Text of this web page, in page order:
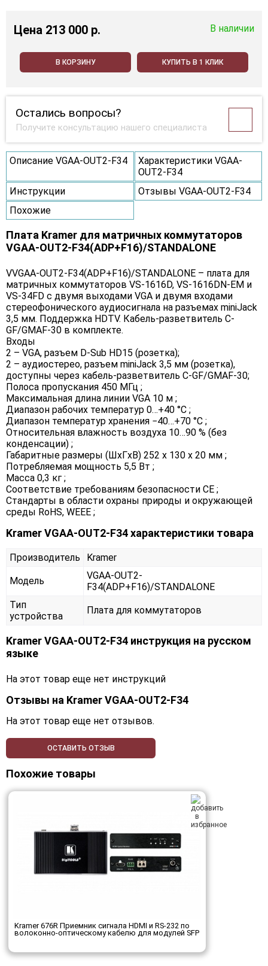
Цена 213 000 p. В наличии
В КОРЗИНУ КУПИТЬ В 1 КЛИК
Остались вопросы?
Получите консультацию нашего специалиста
Описание VGAA-OUT2-F34
Характеристики VGAA-
OUT2-F34
Инструкции
Отзывы VGAA-OUT2-F34
Похожие
Плата Kramer для матричных коммутаторов
VGAA-OUT2-F34(ADP+F16)/STANDALONE
VVGAA-OUT2-F34(ADP+F16)/STANDALONE – плата для
матричных коммутаторов VS-1616D, VS-1616DN-EM и
VS-34FD с двумя выходами VGA и двумя входами
стереофонического аудиосигнала на разъемах miniJack
3,5 мм. Поддержка HDTV. Кабель-разветвитель C-
GF/GMAF-30 в комплекте.
Входы
2 – VGA, разъем D-Sub HD15 (розетка);
2 – аудиостерео, разъем miniJack 3,5 мм (розетка),
доступны через кабель-разветвитель C-GF/GMAF-30;
Полоса пропускания 450 МГц ;
Максимальная длина линии VGA 10 м ;
Диапазон рабочих температур 0…+40 °C ;
Диапазон температур хранения −40…+70 °C ;
Относительная влажность воздуха 10…90 % (без
конденсации) ;
Габаритные размеры (ШxГxВ) 252 х 130 х 20 мм ;
Потребляемая мощность 5,5 Вт ;
Масса 0,3 кг ;
Соответствие требованиям безопасности CE ;
Стандарты в области охраны природы и окружающей
среды RoHS, WEEE ;
Kramer VGAA-OUT2-F34 характеристики товара
Производитель Kramer
Модель
VGAA-OUT2-
F34(ADP+F16)/STANDALONE
Тип
устройства
Плата для коммутаторов
Kramer VGAA-OUT2-F34 инструкция на русском
языке
На этот товар еще нет инструкций
Отзывы на Kramer VGAA-OUT2-F34
На этот товар еще нет отзывов.
ОСТАВИТЬ ОТЗЫВ
Похожие товары
Kramer 676R Приемник сигнала HDMI и RS-232 по
волоконно-оптическому кабелю для модулей SFP